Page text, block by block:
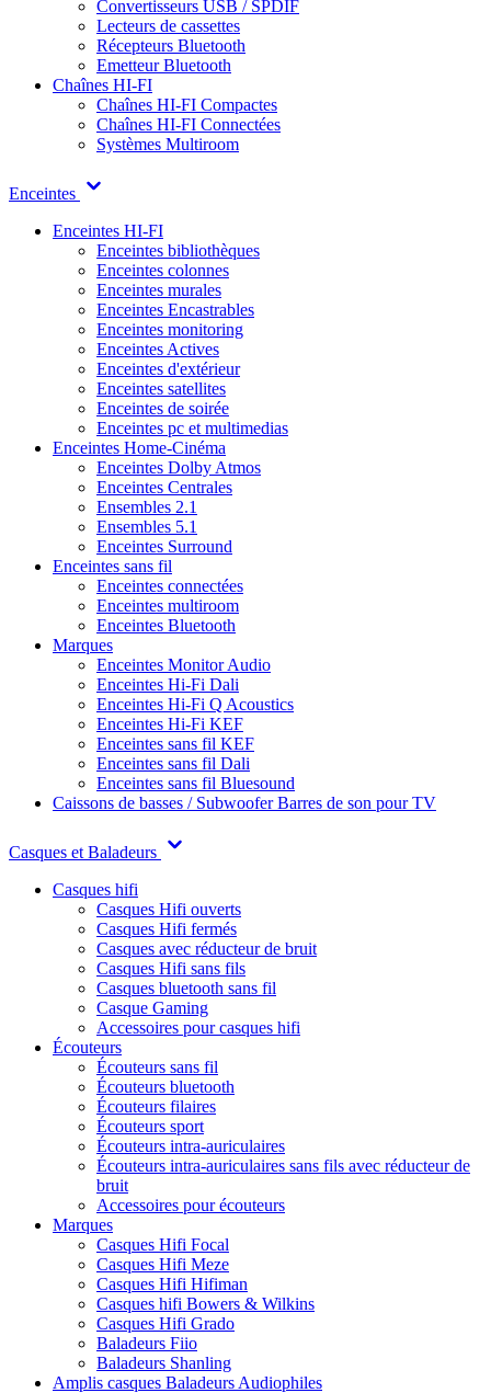
Convertisseurs USB / SPDIF
Lecteurs de cassettes
Récepteurs Bluetooth
Emetteur Bluetooth
Chaînes HI-FI
Chaînes HI-FI Compactes
Chaînes HI-FI Connectées
Systèmes Multiroom
Enceintes
Enceintes HI-FI
Enceintes bibliothèques
Enceintes colonnes
Enceintes murales
Enceintes Encastrables
Enceintes monitoring
Enceintes Actives
Enceintes d'extérieur
Enceintes satellites
Enceintes de soirée
Enceintes pc et multimedias
Enceintes Home-Cinéma
Enceintes Dolby Atmos
Enceintes Centrales
Ensembles 2.1
Ensembles 5.1
Enceintes Surround
Enceintes sans fil
Enceintes connectées
Enceintes multiroom
Enceintes Bluetooth
Marques
Enceintes Monitor Audio
Enceintes Hi-Fi Dali
Enceintes Hi-Fi Q Acoustics
Enceintes Hi-Fi KEF
Enceintes sans fil KEF
Enceintes sans fil Dali
Enceintes sans fil Bluesound
Caissons de basses / SubwooferBarres de son pour TV
Casques et Baladeurs
Casques hifi
Casques Hifi ouverts
Casques Hifi fermés
Casques avec réducteur de bruit
Casques Hifi sans fils
Casques bluetooth sans fil
Casque Gaming
Accessoires pour casques hifi
Écouteurs
Écouteurs sans fil
Écouteurs bluetooth
Écouteurs filaires
Écouteurs sport
Écouteurs intra-auriculaires
Écouteurs intra-auriculaires sans fils avec réducteur de
bruit
Accessoires pour écouteurs
Marques
Casques Hifi Focal
Casques Hifi Meze
Casques Hifi Hifiman
Casques hifi Bowers & Wilkins
Casques Hifi Grado
Baladeurs Fiio
Baladeurs Shanling
Amplis casques Baladeurs Audiophiles